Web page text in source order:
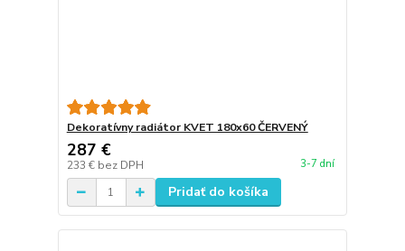
Dekoratívny radiátor KVET 180x60 ČERVENÝ
287 €
233 € bez DPH 3-7 dní
Pridať do košíka